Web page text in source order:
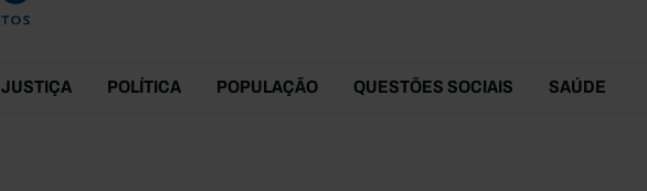
JUSTIÇA POLÍTICA POPULAÇÃO QUESTÕES SOCIAIS SAÚDE